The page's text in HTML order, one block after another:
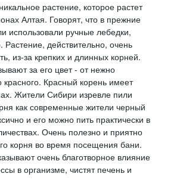
растение, которое растет
Алтая. Говорят, что в прежние
использовали ручные лебедки,
Растение, действительно, очень
из-за крепких и длинных корней.
за его цвет - от нежно
красного. Красный корень имеет
Жители Сибири изревле пили
как современные жители черный
и его можно пить практически в
Очень полезно и приятно
корня во время посещения бани.
очень благотворное влияние
в организме, чистят печень и